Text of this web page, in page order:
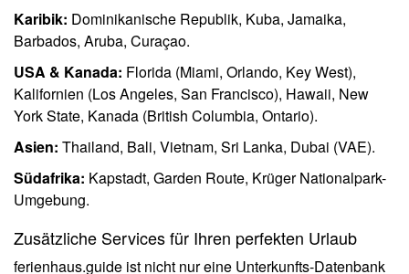
Karibik: Dominikanische Republik, Kuba, Jamaika,
Barbados, Aruba, Curaçao.
USA & Kanada: Florida (Miami, Orlando, Key West),
Kalifornien (Los Angeles, San Francisco), Hawaii, New
York State, Kanada (British Columbia, Ontario).
Asien: Thailand, Bali, Vietnam, Sri Lanka, Dubai (VAE).
Südafrika: Kapstadt, Garden Route, Krüger Nationalpark-
Umgebung.
Zusätzliche Services für Ihren perfekten Urlaub
ferienhaus.guide ist nicht nur eine Unterkunfts-Datenbank